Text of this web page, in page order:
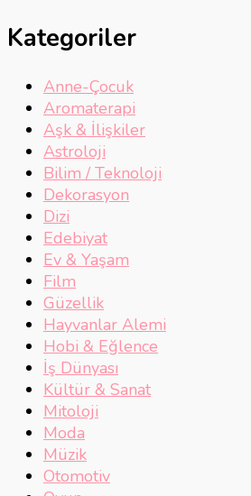
Kategoriler
Anne-Çocuk
Aromaterapi
Aşk & İlişkiler
Astroloji
Bilim / Teknoloji
Dekorasyon
Dizi
Edebiyat
Ev & Yaşam
Film
Güzellik
Hayvanlar Alemi
Hobi & Eğlence
İş Dünyası
Kültür & Sanat
Mitoloji
Moda
Müzik
Otomotiv